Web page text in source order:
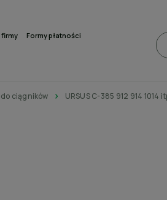
Formy płatności
ciągników URSUS C-385 912 914 1014